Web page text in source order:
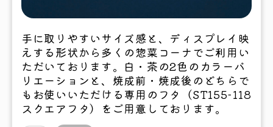
手に取りやすいサイズ感と、ディスプレイ映
えする形状から多くの惣菜コーナでご利用い
ただいております。白・茶の2色のカラーバ
リエーションと、焼成前・焼成後のどちらで
もお使いいただける専用のフタ（ST155-118
スクエアフタ）をご用意しております。